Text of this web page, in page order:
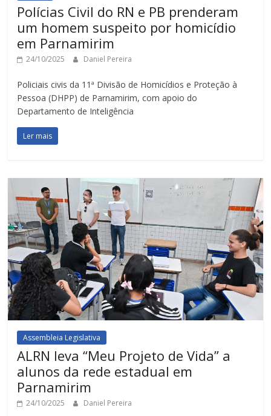
Polícias Civil do RN e PB prenderam
um homem suspeito por homicídio
em Parnamirim
24/10/2025 Daniel Pereira
Policiais civis da 11ª Divisão de Homicídios e Proteção à
Pessoa (DHPP) de Parnamirim, com apoio do
Departamento de Inteligência
Ler mais
Assembleia Legislativa
ALRN leva “Meu Projeto de Vida” a
alunos da rede estadual em
Parnamirim
24/10/2025 Daniel Pereira